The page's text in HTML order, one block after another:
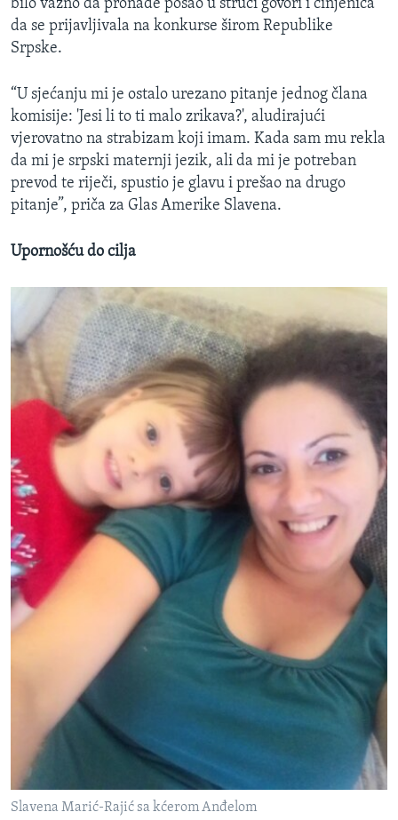
bilo važno da pronađe posao u struci govori i činjenica
da se prijavljivala na konkurse širom Republike
Srpske.
“U sjećanju mi je ostalo urezano pitanje jednog člana
komisije: 'Jesi li to ti malo zrikava?', aludirajući
vjerovatno na strabizam koji imam. Kada sam mu rekla
da mi je srpski maternji jezik, ali da mi je potreban
prevod te riječi, spustio je glavu i prešao na drugo
pitanje”, priča za Glas Amerike Slavena.
Upornošću do cilja
Slavena Marić-Rajić sa kćerom Anđelom